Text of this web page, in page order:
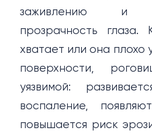
заживлению и
прозрачность глаза.
хватает или она плохо
поверхности,
уязвимой:
воспаление,
повышается риск